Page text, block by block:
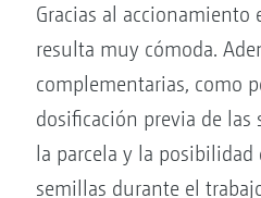
Gracias al accionamiento
resulta muy cómoda.
complementarias, como
dosificación previa de
la parcela y la
semillas durante el